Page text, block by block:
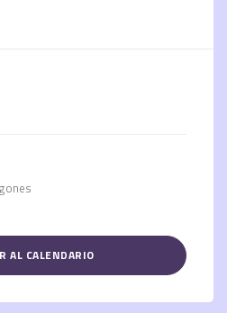
AL CALENDARIO